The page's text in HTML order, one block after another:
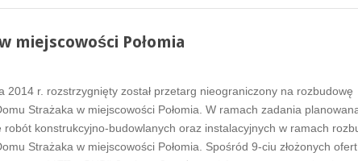
miejscowości Połomia
2014 r. rozstrzygnięty został przetarg nieograniczony na rozbudowę
Strażaka w miejscowości Połomia. W ramach zadania
robót konstrukcyjno-budowlanych oraz instalacyjnych w ramach
Strażaka w miejscowości Połomia. Spośród 9-ciu złożonych